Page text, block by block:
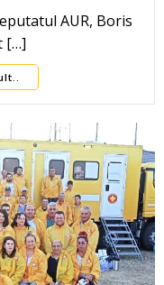
AUR, Boris
[…]